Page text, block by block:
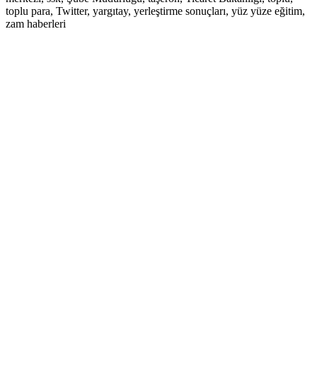
toplu para, Twitter, yargıtay, yerleştirme sonuçları, yüz yüze eğitim,
zam haberleri